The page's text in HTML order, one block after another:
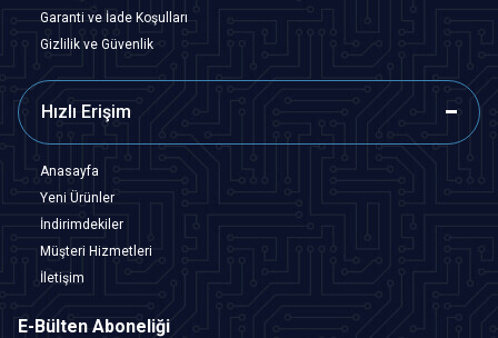
Garanti ve İade Koşulları
Gizlilik ve Güvenlik
Hızlı Erişim
Anasayfa
Yeni Ürünler
İndirimdekiler
Müşteri Hizmetleri
İletişim
E-Bülten Aboneliği